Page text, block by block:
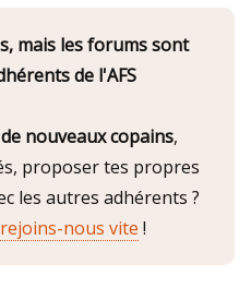
mais les forums sont
de l'AFS
nouveaux copains,
proposer tes propres
les autres adhérents ?
rejoins-nous vite !